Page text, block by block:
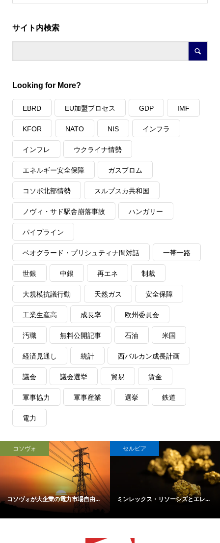
サイト内検索
Looking for More?
EBRD EU加盟プロセス GDP IMF
KFOR NATO NIS インフラ
インフレ ウクライナ情勢
エネルギー安全保障 ガスプロム
コソボ北部情勢 スルプスカ共和国
ノヴィ・サド駅舎崩落事故 ハンガリー
パイプライン
ベオグラード・プリシュティナ間対話 一帯一路
世銀 中銀 再エネ 制裁
大規模抗議行動 天然ガス 安全保障
工業生産高 成長率 欧州委員会
汚職 無料公開記事 石油 米国
経済見通し 統計 西バルカン成長計画
議会 議会選挙 貿易 賃金
軍事協力 軍事産業 選挙 鉄道
電力
コソヴォ
コソヴォが大企業の電力市場自由...
セルビア
ミンレックス・リソーシズとエレ...